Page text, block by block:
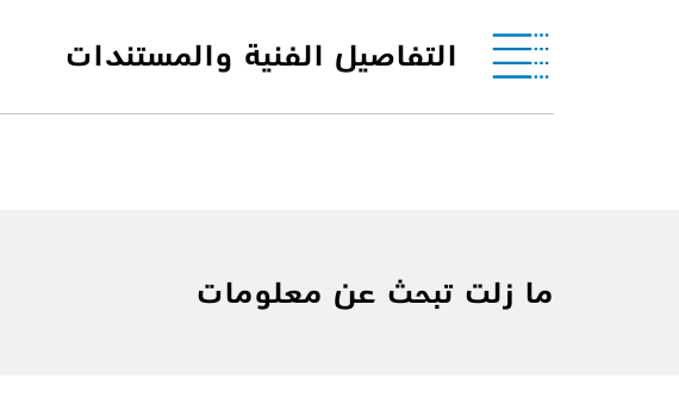
التفاصيل الفنية والمستندات
ما زلت تبحث عن معلومات